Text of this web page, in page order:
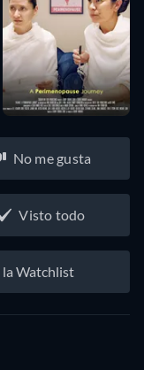
No me gusta
Visto todo
la Watchlist